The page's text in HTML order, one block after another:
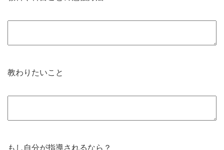
教わりたいこと
もし自分が指導されるなら？